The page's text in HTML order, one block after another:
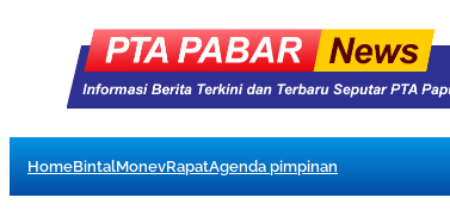
HomeBintalMonevRapatAgenda pimpinan